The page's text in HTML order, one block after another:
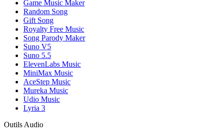
Game Music Maker
Random Song
Gift Song
Royalty Free Music
Song Parody Maker
Suno V5
Suno 5.5
ElevenLabs Music
MiniMax Music
AceStep Music
Mureka Music
Udio Music
Lyria 3
Outils Audio